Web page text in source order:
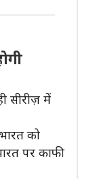
सीरीज़ में
को
पर काफी